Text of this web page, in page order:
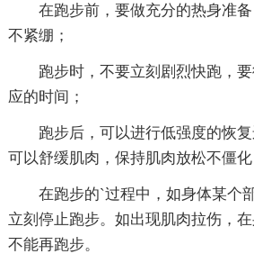
在跑步前，要做充分的热身准
不紧绷；
跑步时，不要立刻剧烈快跑，
应的时间；
跑步后，可以进行低强度的恢
可以舒缓肌肉，保持肌肉放松不僵化
在跑步的`过程中，如身体某个
立刻停止跑步。如出现肌肉拉伤，
不能再跑步。